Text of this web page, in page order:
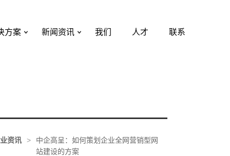
方案 新闻资讯 我们 人才 联系
资讯 >
中企高呈：如何策划企业全网营销型网
站建设的方案